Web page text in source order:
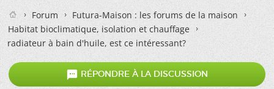
Forum
Futura-Maison : les forums de la maison
Habitat bioclimatique, isolation et chauffage
radiateur à bain d'huile, est ce intéressant?
 RÉPONDRE À LA DISCUSSION